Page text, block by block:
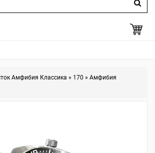
Амфибия Классика » 170 » Амфибия